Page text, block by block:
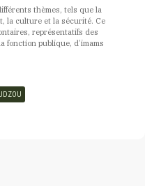
thèmes, tels que la
la culture et la sécurité. Ce
représentatifs des
publique, d’imams